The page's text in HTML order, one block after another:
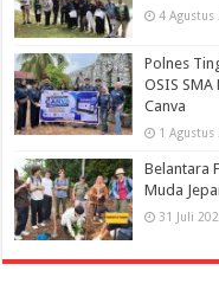
4 Agustus
Polnes
OSIS
Canva
1 Agustus
Belantara
Muda
31 Juli